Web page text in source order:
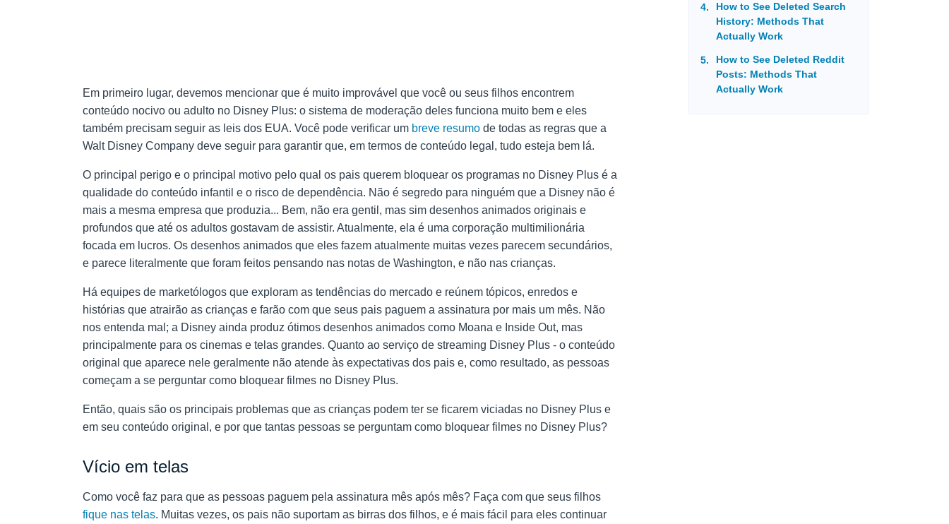
Em primeiro lugar, devemos mencionar que é muito improvável que você ou seus filhos encontrem
conteúdo nocivo ou adulto no Disney Plus: o sistema de moderação deles funciona muito bem e eles
também precisam seguir as leis dos EUA. Você pode verificar um breve resumo de todas as regras que a
Walt Disney Company deve seguir para garantir que, em termos de conteúdo legal, tudo esteja bem lá.
O principal perigo e o principal motivo pelo qual os pais querem bloquear os programas no Disney Plus é a
qualidade do conteúdo infantil e o risco de dependência. Não é segredo para ninguém que a Disney não é
mais a mesma empresa que produzia... Bem, não era gentil, mas sim desenhos animados originais e
profundos que até os adultos gostavam de assistir. Atualmente, ela é uma corporação multimilionária
focada em lucros. Os desenhos animados que eles fazem atualmente muitas vezes parecem secundários,
e parece literalmente que foram feitos pensando nas notas de Washington, e não nas crianças.
Há equipes de marketólogos que exploram as tendências do mercado e reúnem tópicos, enredos e
histórias que atrairão as crianças e farão com que seus pais paguem a assinatura por mais um mês. Não
nos entenda mal; a Disney ainda produz ótimos desenhos animados como Moana e Inside Out, mas
principalmente para os cinemas e telas grandes. Quanto ao serviço de streaming Disney Plus - o conteúdo
original que aparece nele geralmente não atende às expectativas dos pais e, como resultado, as pessoas
começam a se perguntar como bloquear filmes no Disney Plus.
Então, quais são os principais problemas que as crianças podem ter se ficarem viciadas no Disney Plus e
em seu conteúdo original, e por que tantas pessoas se perguntam como bloquear filmes no Disney Plus?
Vício em telas
Como você faz para que as pessoas paguem pela assinatura mês após mês? Faça com que seus filhos
fique nas telas. Muitas vezes, os pais não suportam as birras dos filhos, e é mais fácil para eles continuar
How to See Deleted Search
History: Methods That
Actually Work
How to See Deleted Reddit
Posts: Methods That
Actually Work